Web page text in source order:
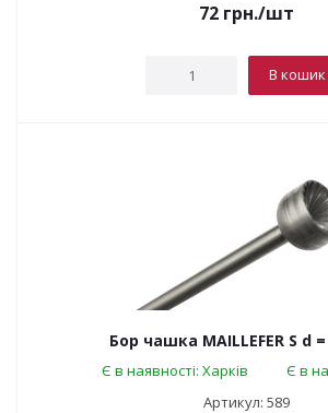
72грн./шт
В кошик
Бор чашка MAILLEFER S d
Є в наявності: Харків
Є в
Артикул: 589